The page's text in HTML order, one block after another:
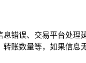
错误、交易平台处理
账数量等，如果信